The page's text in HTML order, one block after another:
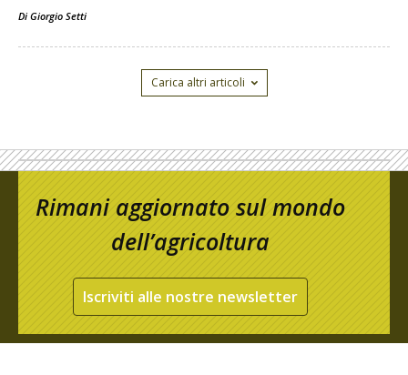
Di Giorgio Setti
Carica altri articoli
Rimani aggiornato sul mondo
dell’agricoltura
Iscriviti alle nostre newsletter